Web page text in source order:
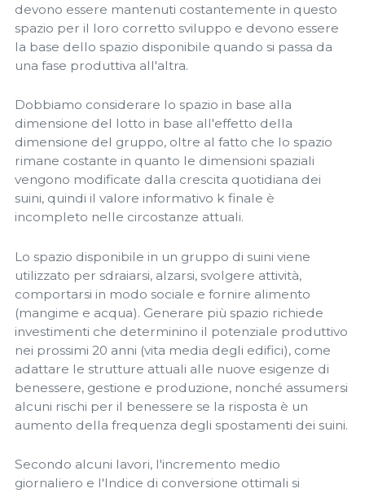
devono essere mantenuti costantemente in questo
spazio per il loro corretto sviluppo e devono essere
la base dello spazio disponibile quando si passa da
una fase produttiva all'altra.
Dobbiamo considerare lo spazio in base alla
dimensione del lotto in base all'effetto della
dimensione del gruppo, oltre al fatto che lo spazio
rimane costante in quanto le dimensioni spaziali
vengono modificate dalla crescita quotidiana dei
suini, quindi il valore informativo k finale è
incompleto nelle circostanze attuali.
Lo spazio disponibile in un gruppo di suini viene
utilizzato per sdraiarsi, alzarsi, svolgere attività,
comportarsi in modo sociale e fornire alimento
(mangime e acqua). Generare più spazio richiede
investimenti che determinino il potenziale produttivo
nei prossimi 20 anni (vita media degli edifici), come
adattare le strutture attuali alle nuove esigenze di
benessere, gestione e produzione, nonché assumersi
alcuni rischi per il benessere se la risposta è un
aumento della frequenza degli spostamenti dei suini.
Secondo alcuni lavori, l'incremento medio
giornaliero e l'Indice di conversione ottimali si